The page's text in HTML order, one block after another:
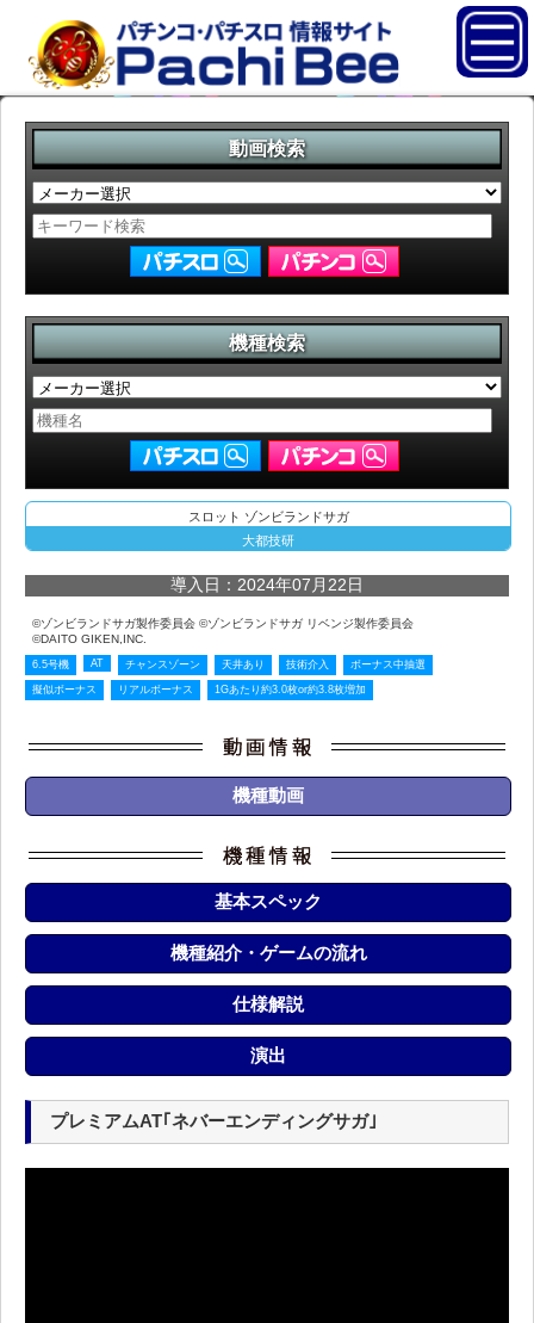
動画検索
機種検索
スロット ゾンビランドサガ
大都技研
導入日：2024年07月22日
©ゾンビランドサガ製作委員会 ©ゾンビランドサガ リベンジ製作委員会
©DAITO GIKEN,INC.
6.5号機 AT チャンスゾーン 天井あり 技術介入 ボーナス中抽選
擬似ボーナス リアルボーナス 1Gあたり約3.0枚or約3.8枚増加
機種動画
基本スペック
機種紹介・ゲームの流れ
仕様解説
演出
プレミアムAT｢ネバーエンディングサガ｣